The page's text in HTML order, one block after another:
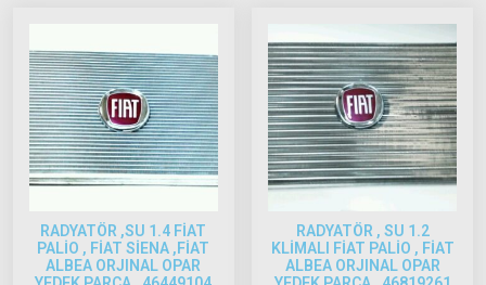
Albea
2005
Model
ve Üstü
Strada
1995-2001
Brava
RADYATÖR ,SU 1.4 FİAT
PALİO , FİAT SİENA ,FİAT
ALBEA ORJINAL OPAR
RADYATÖR , SU 1.2
KLİMALI FİAT PALİO , FİAT
ALBEA ORJINAL OPAR